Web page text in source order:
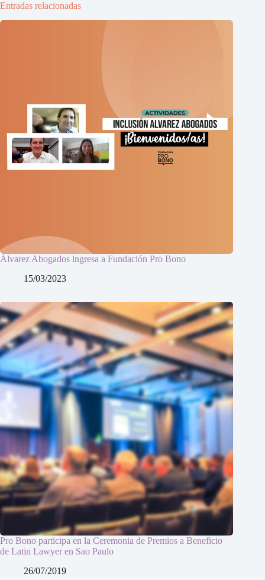
Entradas relacionadas
Álvarez Abogados ingresa a Fundación Pro Bono
15/03/2023
Pro Bono participa en la Ceremonia de Premios a Beneficio
de Latin Lawyer en Sao Paulo
26/07/2019